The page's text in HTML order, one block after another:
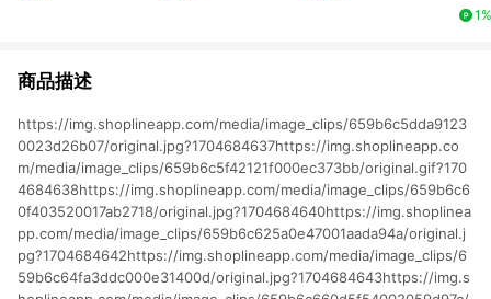
1%
商品描述
https://img.shoplineapp.com/media/image_clips/659b6c5dda9123
0023d26b07/original.jpg?1704684637https://img.shoplineapp.co
m/media/image_clips/659b6c5f42121f000ec373bb/original.gif?170
4684638https://img.shoplineapp.com/media/image_clips/659b6c6
0f403520017ab2718/original.jpg?1704684640https://img.shoplinea
pp.com/media/image_clips/659b6c625a0e47001aada94a/original.j
pg?1704684642https://img.shoplineapp.com/media/image_clips/6
59b6c64fa3ddc000e31400d/original.jpg?1704684643https://img.s